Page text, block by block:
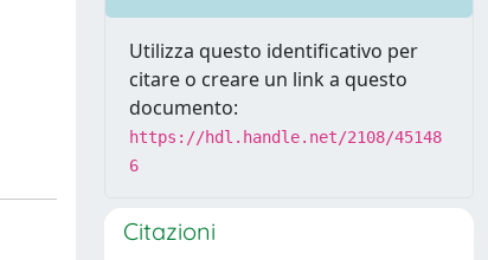
Utilizza questo identificativo per
citare o creare un link a questo
documento:
https://hdl.handle.net/2108/45148
6
Citazioni